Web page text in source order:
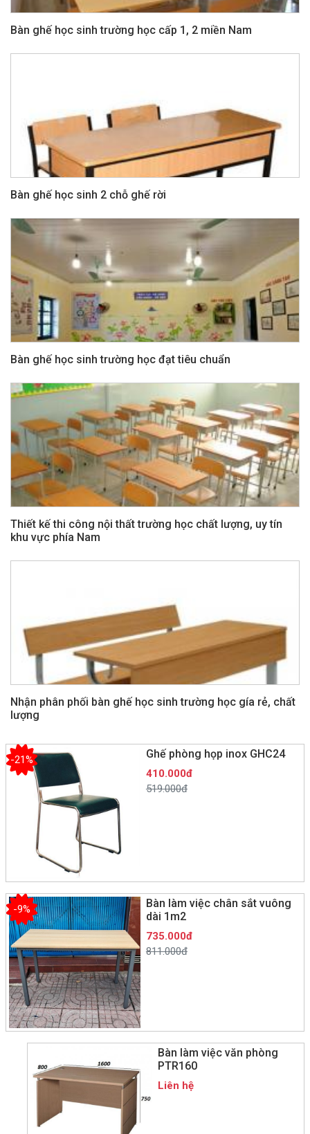
Bàn ghế học sinh trường học cấp 1, 2 miền Nam
Bàn ghế học sinh 2 chỗ ghế rời
Bàn ghế học sinh trường học đạt tiêu chuẩn
Thiết kế thi công nội thất trường học chất lượng, uy tín
khu vực phía Nam
Nhận phân phối bàn ghế học sinh trường học gía rẻ, chất
lượng
Ghế phòng họp inox GHC24
-21%
410.000đ
519.000đ
Bàn làm việc chân sắt vuông
dài 1m2
-9%
735.000đ
811.000đ
Bàn làm việc văn phòng
PTR160
Liên hệ